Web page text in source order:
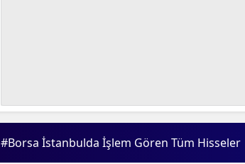
#Borsa İstanbulda İşlem Gören Tüm Hisseler